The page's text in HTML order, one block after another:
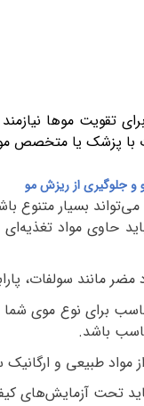
تقویت موها
با پزشک یا متخصص
جلوگیری از ریزش مو
بسیار متنوع
حاوی مواد
مانند سولفات،
برای نوع موی
باشد.
مواد طبیعی و
تحت آزمایش‌های